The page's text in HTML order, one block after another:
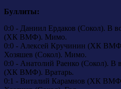
Буллиты:
0:0 - Даниил Ердаков (Сокол). В
(ХК ВМФ). Мимо.
0:0 - Алексей Кручинин (ХК
Хозяшев (Сокол). Мимо.
0:0 - Анатолий Раенко (Сокол). В
(ХК ВМФ). Вратарь.
0:1 - Виталий Карамнов (ХК